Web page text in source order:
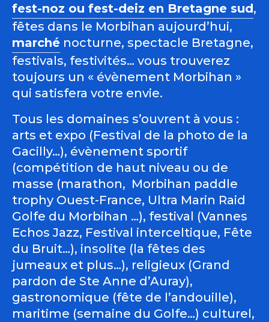
fest-noz ou fest-deiz en Bretagne sud,
fêtes dans le Morbihan aujourd’hui,
marché nocturne, spectacle Bretagne,
festivals, festivités… vous trouverez
toujours un « évènement Morbihan »
qui satisfera votre envie.
Tous les domaines s’ouvrent à vous :
arts et expo (Festival de la photo de la
Gacilly…), évènement sportif
(compétition de haut niveau ou de
masse (marathon, Morbihan paddle
trophy Ouest-France, Ultra Marin Raid
Golfe du Morbihan …), festival (Vannes
Echos Jazz, Festival interceltique, Fête
du Bruit…), insolite (la fêtes des
jumeaux et plus…), religieux (Grand
pardon de Ste Anne d’Auray),
gastronomique (fête de l’andouille),
maritime (semaine du Golfe…) culturel,